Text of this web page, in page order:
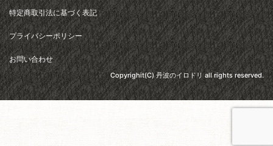
特定商取引法に基づく表記
プライバシーポリシー
お問い合わせ
Copyrighit(C) 丹波のイロドリ all rights reserved.